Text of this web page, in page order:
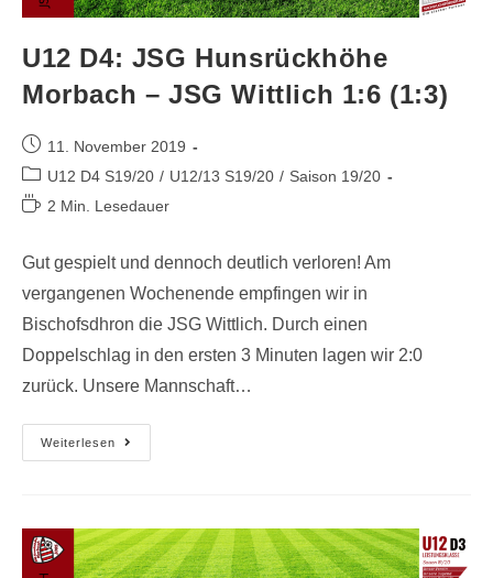
U12 D4: JSG Hunsrückhöhe
Morbach – JSG Wittlich 1:6 (1:3)
11. November 2019
U12 D4 S19/20 / U12/13 S19/20 / Saison 19/20
2 Min. Lesedauer
Gut gespielt und dennoch deutlich verloren! Am
vergangenen Wochenende empfingen wir in
Bischofsdhron die JSG Wittlich. Durch einen
Doppelschlag in den ersten 3 Minuten lagen wir 2:0
zurück. Unsere Mannschaft…
Weiterlesen